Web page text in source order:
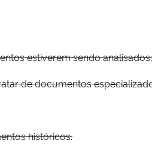
estiverem sendo analisados;
de documentos
históricos.